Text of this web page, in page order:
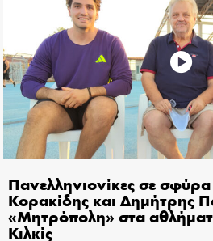
Πανελληνιονίκες σε
Κορακίδης και Δημήτρης
«Μητρόπολη» στα
Κιλκίς